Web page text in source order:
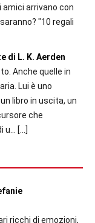
amici arrivano con
"10 regali
di L. K. Aerden
Anche quelle in
Lui è uno
libro in uscita, un
che
[…]
ricchi di emozioni,